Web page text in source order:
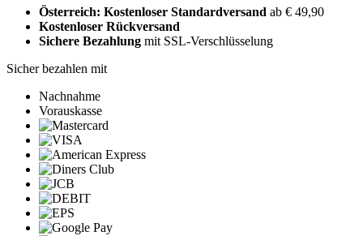
Österreich: Kostenloser Standardversand ab € 49,90
Kostenloser Rückversand
Sichere Bezahlung mit SSL-Verschlüsselung
Sicher bezahlen mit
Nachnahme
Vorauskasse